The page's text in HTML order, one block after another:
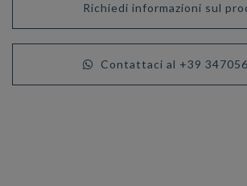
Richiedi informazioni sul
Contattaci al +39